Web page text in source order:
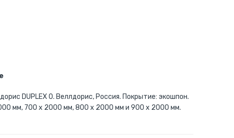
DUPLEX 0. Веллдорис, Россия. Покрытие: экошпон.
мм, 700 x 2000 мм, 800 x 2000 мм и 900 x 2000 мм.